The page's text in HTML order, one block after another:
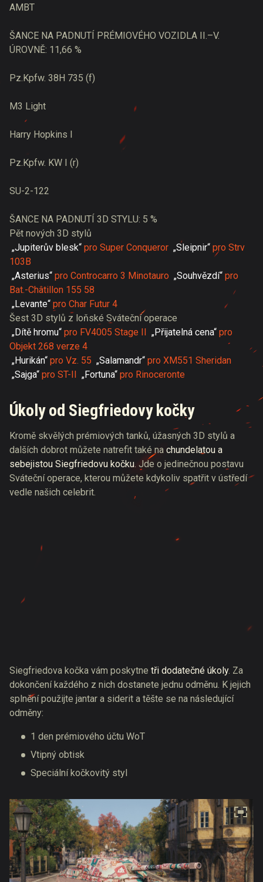
AMBT
ŠANCE NA PADNUTÍ PRÉMIOVÉHO VOZIDLA II.–V.
ÚROVNĚ: 11,66 %
Pz.Kpfw. 38H 735 (f)
M3 Light
Harry Hopkins I
Pz.Kpfw. KW I (r)
SU-2-122
ŠANCE NA PADNUTÍ 3D STYLU: 5 %
Pět nových 3D stylů
„Jupiterův blesk“ pro Super Conqueror „Sleipnir“ pro Strv
103B
„Asterius“ pro Controcarro 3 Minotauro „Souhvězdí“ pro
Bat.-Châtillon 155 58
„Levante“ pro Char Futur 4
Šest 3D stylů z loňské Sváteční operace
„Dítě hromu“ pro FV4005 Stage II „Přijatelná cena“ pro
Objekt 268 verze 4
„Hurikán“ pro Vz. 55 „Salamandr“ pro XM551 Sheridan
„Sajga“ pro ST-II „Fortuna“ pro Rinoceronte
Úkoly od Siegfriedovy kočky
Kromě skvělých prémiových tanků, úžasných 3D stylů a
dalších dobrot můžete natrefit také na chundelatou a
sebejistou Siegfriedovu kočku. Jde o jedinečnou postavu
Sváteční operace, kterou můžete kdykoliv spatřit v ústředí
vedle našich celebrit.
Siegfriedova kočka vám poskytne tři dodatečné úkoly. Za
dokončení každého z nich dostanete jednu odměnu. K jejich
splnění použijte jantar a siderit a těšte se na následující
odměny:
1 den prémiového účtu WoT
Vtipný obtisk
Speciální kočkovitý styl